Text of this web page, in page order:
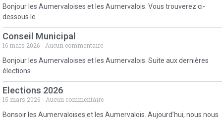
Bonjour les Aumervaloises et les Aumervalois. Vous trouverez ci-
dessous le
Conseil Municipal
16 mars 2026
Aucun commentaire
Bonjour les Aumervaloises et les Aumervalois. Suite aux dernières
élections
Elections 2026
15 mars 2026
Aucun commentaire
Bonsoir les Aumervaloises et les Aumervalois. Aujourd’hui, nous nous